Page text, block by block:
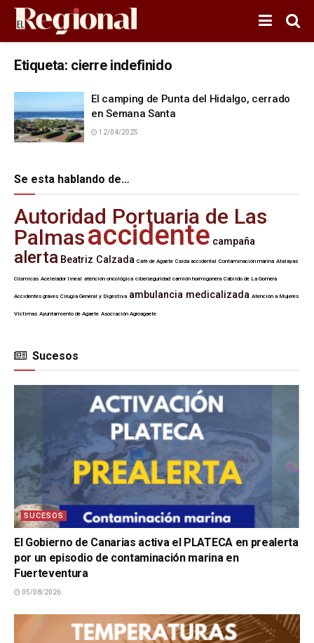
Etiqueta: cierre indefinido
El camping de Punta del Hidalgo, cerrado
en Semana Santa
12/04/2025
Se esta hablando de…
Autoridad Portuaria de Las
Palmasaccidente campaña
alerta Beatriz Calzada Café de Agaete Caída accidental Contaminación marina Atalayas
Cósmicas Acelerador lineal atención oncológica ciberseguridad camión hormigonera Cabildo de La Gomera
Accidentes graves Cirugía General y Digestiva ambulancia medicalizada Atención a Mujeres
Víctimas Ayuntamiento de Agaete Asociación Agroagaete
Sucesos
SUCESOS
El Gobierno de Canarias activa el PLATECA en prealerta
por un episodio de contaminación marina en
Fuerteventura
05/08/2026